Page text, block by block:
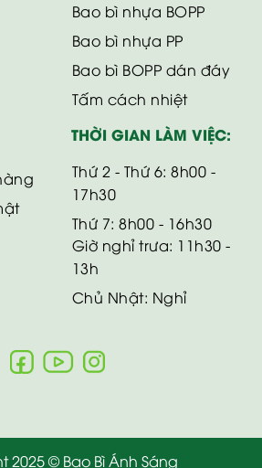
Bao bì nhựa BOPP
Bao bì nhựa PP
Bao bì BOPP dán đáy
Tấm cách nhiệt
THỜI GIAN LÀM VIỆC:
Thứ 2 - Thứ 6: 8h00 -
17h30
Thứ 7: 8h00 - 16h30
Giờ nghỉ trưa: 11h30 -
13h
Chủ Nhật: Nghỉ
2025 © Bao Bì Ánh Sáng